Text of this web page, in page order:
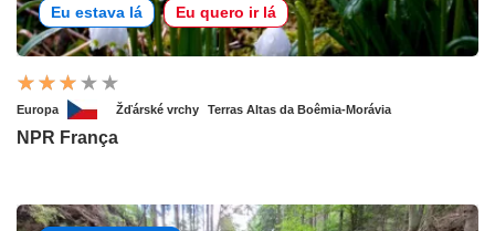
Eu estava lá Eu quero ir lá
Europa Žďárské vrchy Terras Altas da Boêmia-Morávia
NPR França